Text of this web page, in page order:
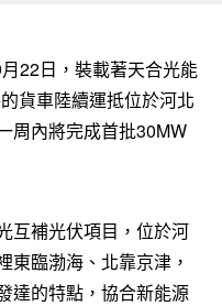
22日，裝載著天合光能
貨車陸續運抵位於河北
周內將完成首批30MW
互補光伏項目，位於河
東臨渤海、北靠京津，
達的特點，協合新能源